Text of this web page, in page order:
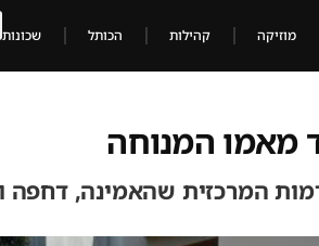
מוזיקה קהילות הכותל שכונות
מאמו המנוחה
המרכזית שהאמינה, דחפה